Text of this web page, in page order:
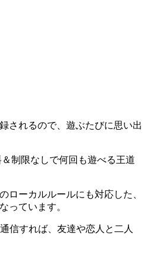
されるので、遊ぶたびに思い出
制限なしで何回も遊べる王道
ローカルルールにも対応した、
っています。
信すれば、友達や恋人と二人